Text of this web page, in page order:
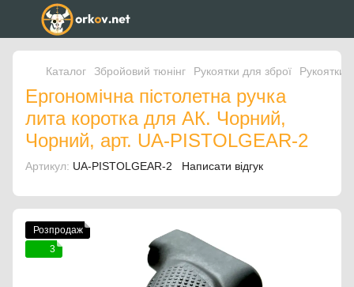
Каталог Збройовий тюнінг Рукоятки для зброї Рукоятки
Ергономічна пістолетна ручка
лита коротка для АК. Чорний,
Чорний, арт. UA-PISTOLGEAR-2
Артикул: UA-PISTOLGEAR-2 Написати відгук
Розпродаж
3